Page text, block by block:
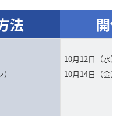
法 開
10月12日（水
10月14日（金）